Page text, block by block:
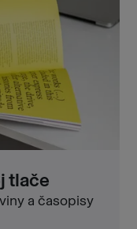
tlače
a časopisy